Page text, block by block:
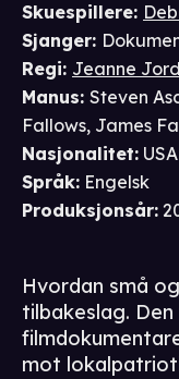
Skuespillere:
Sjanger:
Regi: Jeanne
Manus: Steven
Fallows, James
Nasjonalitet: USA
Språk: Engelsk
Produksjonsår:
Hvordan små
tilbakeslag.
mot